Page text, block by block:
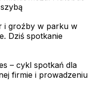
i groźby w parku w
Dziś spotkanie
– cykl spotkań dla
firmie i prowadzeniu